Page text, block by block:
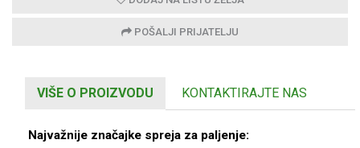
POŠALJI PRIJATELJU
VIŠE O PROIZVODU KONTAKTIRAJTE NAS
Najvažnije značajke spreja za paljenje: